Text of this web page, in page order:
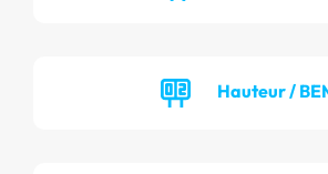
Hauteur /